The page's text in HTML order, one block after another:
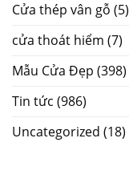
Cửa thép vân gỗ (5)
cửa thoát hiểm (7)
Mẫu Cửa Đẹp (398)
Tin tức (986)
Uncategorized (18)